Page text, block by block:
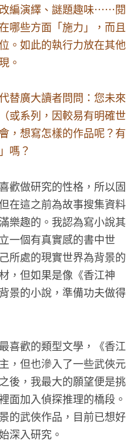
編演繹、謎題趣味……閱
哪些方面「施力」，而且
。如此的執行力放在其他
。
替廣大讀者問問：您未來
或系列，因較易有明確世
，想寫怎樣的作品呢？有
嗎？
歡做研究的性格，所以固
在這之前為故事搜集資料
樂趣的。我認為寫小說其
一個有真實感的書中世
所處的現實世界為背景的
，但如果是像《香江神
景的小說，準備功夫做得
喜歡的類型文學，《香江
，但也滲入了一些武俠元
後，我最大的願望便是挑
面加入偵探推理的橋段。
的武俠作品，目前已想好
深入研究。